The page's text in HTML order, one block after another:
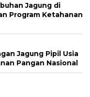
Jagung di
Program Ketahanan
Jagung Pipil Usia
Pangan Nasional